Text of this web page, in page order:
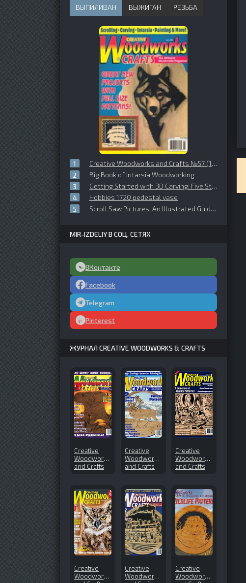
ВЫПИЛИВАН ВЫЖИГАН РЕЗЬБА
Creative Woodworks and Crafts №57 (1998-07)
Big Book of Intarsia Woodworking
Getting Started with 3D Carving: Five Step-by-Step Projects to Launch You on Your Maker Journey
Hobbies 1720 pedestal vase
Scroll Saw Pictures: An Illustrated Guide To Creating Scroll Saw Art. Over 70 Patterns (Schiffer Book For Woodworkers)
MIR-IZDELIY В СОЦ. СЕТЯХ
ВКонтакте
Facebook
Telegram
Pinterest
ЖУРНАЛ CREATIVE WOODWORKS & CRAFTS
Creative
Woodworks
and Crafts
Creative
Woodworks
and Crafts
Creative
Woodworks
and Crafts
Creative
Woodworks
Creative
Woodworks
Creative
Woodworks